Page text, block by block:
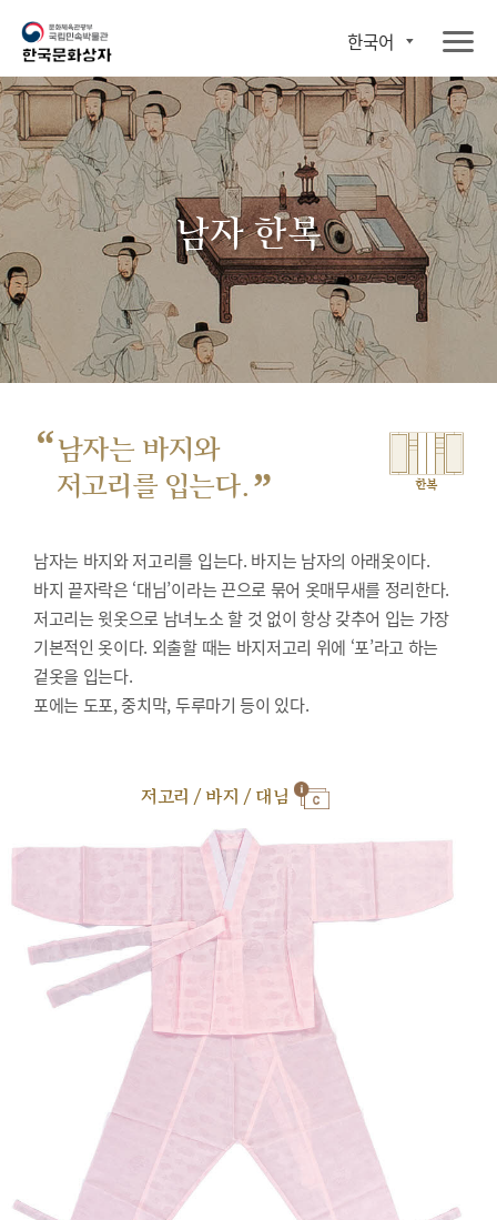
한국어
남자 한복
“남자는 바지와
저고리를 입는다. ” 한복
남자는 바지와 저고리를 입는다. 바지는 남자의 아래옷이다.
바지 끝자락은 ‘대님’이라는 끈으로 묶어 옷매무새를 정리한다.
저고리는 윗옷으로 남녀노소 할 것 없이 항상 갖추어 입는 가장
기본적인 옷이다. 외출할 때는 바지저고리 위에 ‘포’라고 하는
겉옷을 입는다.
포에는 도포, 중치막, 두루마기 등이 있다.
저고리 / 바지 / 대님